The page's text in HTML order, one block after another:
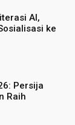
AI,
ke
Persija
Raih